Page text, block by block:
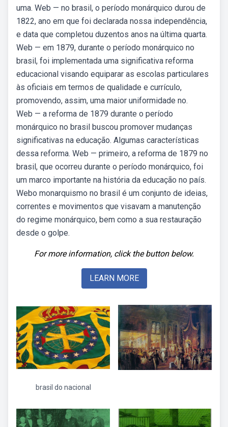
uma. Web — no brasil, o período monárquico durou de
1822, ano em que foi declarada nossa independência,
e data que completou duzentos anos na última quarta.
Web — em 1879, durante o período monárquico no
brasil, foi implementada uma significativa reforma
educacional visando equiparar as escolas particulares
às oficiais em termos de qualidade e currículo,
promovendo, assim, uma maior uniformidade no.
Web — a reforma de 1879 durante o período
monárquico no brasil buscou promover mudanças
significativas na educação. Algumas características
dessa reforma. Web — primeiro, a reforma de 1879 no
brasil, que ocorreu durante o período monárquico, foi
um marco importante na história da educação no país.
Webo monarquismo no brasil é um conjunto de ideias,
correntes e movimentos que visavam a manutenção
do regime monárquico, bem como a sua restauração
desde o golpe.
For more information, click the button below.
LEARN MORE
brasil do nacional